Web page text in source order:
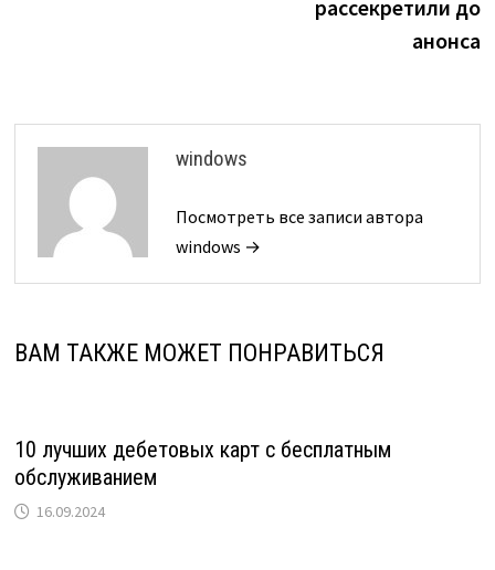
рассекретили до
анонса
windows
Посмотреть все записи автора
windows →
ВАМ ТАКЖЕ МОЖЕТ ПОНРАВИТЬСЯ
10 лучших дебетовых карт с бесплатным
обслуживанием
16.09.2024